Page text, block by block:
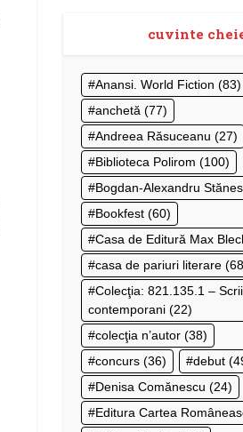
cuvinte
Anansi. World Fiction (83)
anchetă (77)
Andreea Răsuceanu (27)
Biblioteca Polirom (100)
Bogdan-Alexandru
Bookfest (60)
Casa de Editură Max
casa de pariuri literare
Colecţia: 821.135.1 –
contemporani (22)
colecţia n’autor (38)
concurs (36) debut
Denisa Comănescu (24)
Editura Cartea